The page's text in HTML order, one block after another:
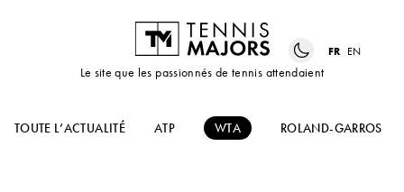
Le site que les passionnés de tennis attendaient
FR EN
TOUTE L’ACTUALITÉ ATP WTA ROLAND-GARROS